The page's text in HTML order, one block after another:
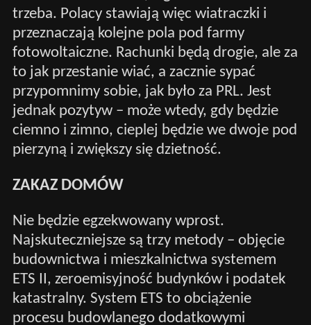
trzeba. Polacy stawiają więc wiatraczki i
przeznaczają kolejne pola pod farmy
fotowoltaiczne. Rachunki będą drogie, ale za
to jak przestanie wiać, a zacznie sypać
przypomnimy sobie, jak było za PRL. Jest
jednak pozytyw – może wtedy, gdy będzie
ciemno i zimno, cieplej będzie we dwoje pod
pierzyną i zwiększy się dzietność.
ZAKAZ DOMÓW
Nie będzie egzekwowany wprost.
Najskuteczniejsze są trzy metody – objęcie
budownictwa i mieszkalnictwa systemem
ETS II, zeroemisyjność budynków i podatek
katastralny. System ETS to obciążenie
procesu budowlanego dodatkowymi